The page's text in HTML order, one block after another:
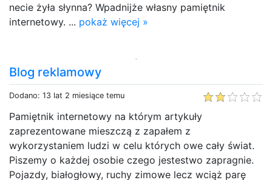
necie żyła słynna? Wpadnijże własny pamiętnik
internetowy. ... pokaż więcej »
Blog reklamowy
Dodano: 13 lat 2 miesiące temu
Pamiętnik internetowy na którym artykuły
zaprezentowane mieszczą z zapałem z
wykorzystaniem ludzi w celu których owe cały świat.
Piszemy o każdej osobie czego jestestwo zapragnie.
Pojazdy, białogłowy, ruchy zimowe lecz wciąż parę